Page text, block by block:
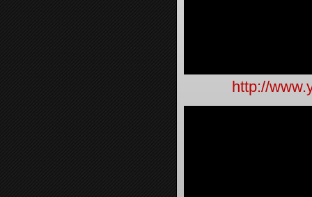
http://